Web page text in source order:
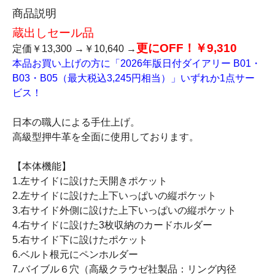
商品説明
蔵出しセール品
定価￥13,300 →￥10,640 →更にOFF！￥9,310
本品お買い上げの方に「2026年版日付ダイアリー B01・
B03・B05（最大税込3,245円相当）」いずれか1点サー
ビス！
日本の職人による手仕上げ。
高級型押牛革を全面に使用しております。
【本体機能】
1.左サイドに設けた天開きポケット
2.左サイドに設けた上下いっぱいの縦ポケット
3.右サイド外側に設けた上下いっぱいの縦ポケット
4.右サイドに設けた3枚収納のカードホルダー
5.右サイド下に設けたポケット
6.ベルト根元にペンホルダー
7.バイブル６穴（高級クラウゼ社製品：リング内径